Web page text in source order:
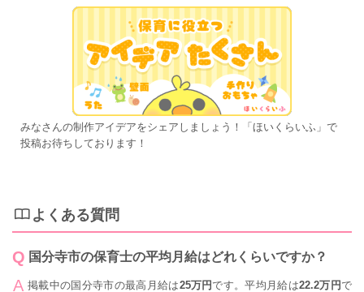
みなさんの制作アイデアをシェアしましょう！「ほいくらいふ」で
投稿お待ちしております！
よくある質問
国分寺市の保育士の平均月給はどれくらいですか？
掲載中の国分寺市の最高月給は25万円です。平均月給は22.2万円で